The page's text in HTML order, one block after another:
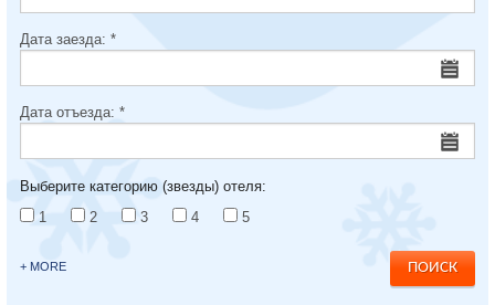
Дата заезда: *
Дата отъезда: *
Выберите категорию (звезды) отеля:
1
2 3 4 5
+ MORE